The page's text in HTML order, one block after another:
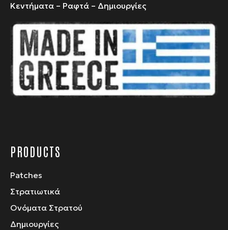
επιλογές
μπορούν
να
επιλεγούν
στη
σελίδα
του
Κεντήματα – Ραφτά – Δημιουργίες
PRODUCTS
Patches
Στρατιωτικά
Ονόματα Στρατού
Δημιουργίες